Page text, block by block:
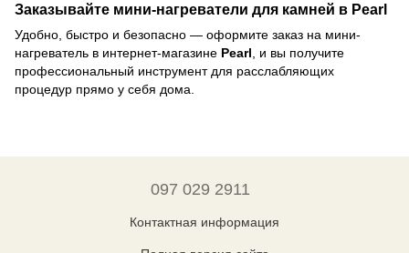
Заказывайте мини-нагреватели для камней в Pearl
Удобно, быстро и безопасно — оформите заказ на мини-
нагреватель в интернет-магазине Pearl , и вы получите
профессиональный инструмент для расслабляющих
процедур прямо у себя дома.
097 029 2911
Контактная информация